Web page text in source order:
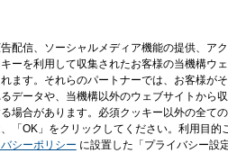
配信、ソーシャルメディア機能の提供、ア
ーを利用して収集されたお客様の当機構ウ
ます。それらのパートナーでは、お客様が
データや、当機構以外のウェブサイトから
場合があります。必須クッキー以外の全て
「OK」をクリックしてください。利用目的
シーポリシー に設置した「プライバシー設